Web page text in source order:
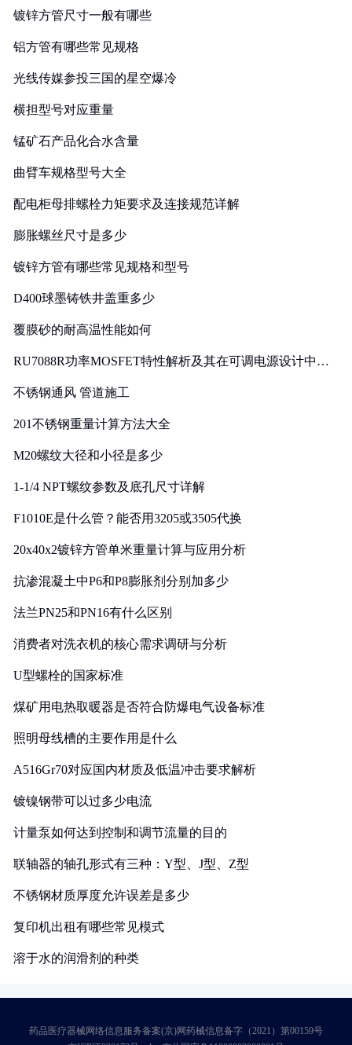
镀锌方管尺寸一般有哪些
铝方管有哪些常见规格
光线传媒参投三国的星空爆冷
横担型号对应重量
锰矿石产品化合水含量
曲臂车规格型号大全
配电柜母排螺栓力矩要求及连接规范详解
膨胀螺丝尺寸是多少
镀锌方管有哪些常见规格和型号
D400球墨铸铁井盖重多少
覆膜砂的耐高温性能如何
RU7088R功率MOSFET特性解析及其在可调电源设计中的
不锈钢通风 管道施工
201不锈钢重量计算方法大全
M20螺纹大径和小径是多少
1-1/4 NPT螺纹参数及底孔尺寸详解
F1010E是什么管？能否用3205或3505代换
20x40x2镀锌方管单米重量计算与应用分析
抗渗混凝土中P6和P8膨胀剂分别加多少
法兰PN25和PN16有什么区别
消费者对洗衣机的核心需求调研与分析
U型螺栓的国家标准
煤矿用电热取暖器是否符合防爆电气设备标准
照明母线槽的主要作用是什么
A516Gr70对应国内材质及低温冲击要求解析
镀镍钢带可以过多少电流
计量泵如何达到控制和调节流量的目的
联轴器的轴孔形式有三种：Y型、J型、Z型
不锈钢材质厚度允许误差是多少
复印机出租有哪些常见模式
溶于水的润滑剂的种类
药品医疗器械网络信息服务备案(京)网药械信息备字（2021）第00159号